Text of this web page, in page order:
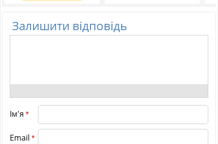
Залишити відповідь
Ім'я *
Email *